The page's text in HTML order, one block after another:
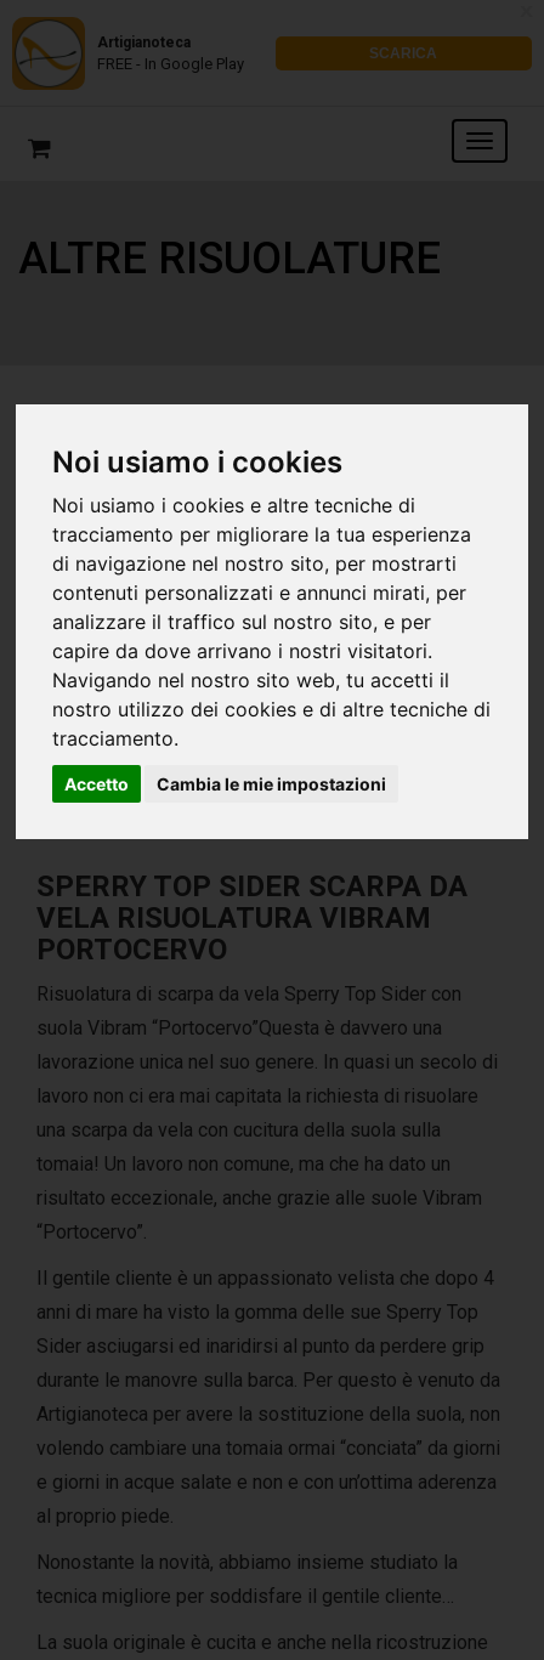
Noi usiamo i cookies
Noi usiamo i cookies e altre tecniche di
tracciamento per migliorare la tua esperienza
di navigazione nel nostro sito, per mostrarti
contenuti personalizzati e annunci mirati, per
analizzare il traffico sul nostro sito, e per
capire da dove arrivano i nostri visitatori.
Navigando nel nostro sito web, tu accetti il
nostro utilizzo dei cookies e di altre tecniche di
tracciamento.
Accetto Cambia le mie impostazioni
Artigianoteca
FREE - In Google Play
SCARICA
ALTRE RISUOLATURE
SPERRY TOP SIDER SCARPA DA
VELA RISUOLATURA VIBRAM
PORTOCERVO
Risuolatura di scarpa da vela Sperry Top Sider con
suola Vibram “Portocervo”Questa è davvero una
lavorazione unica nel suo genere. In quasi un secolo di
lavoro non ci era mai capitata la richiesta di risuolare
una scarpa da vela con cucitura della suola sulla
tomaia! Un lavoro non comune, ma che ha dato un
risultato eccezionale, anche grazie alle suole Vibram
“Portocervo”.
Il gentile cliente è un appassionato velista che dopo 4
anni di mare ha visto la gomma delle sue Sperry Top
Sider asciugarsi ed inaridirsi al punto da perdere grip
durante le manovre sulla barca. Per questo è venuto da
Artigianoteca per avere la sostituzione della suola, non
volendo cambiare una tomaia ormai “conciata” da giorni
e giorni in acque salate e non e con un’ottima aderenza
al proprio piede.
Nonostante la novità, abbiamo insieme studiato la
tecnica migliore per soddisfare il gentile cliente…
La suola originale è cucita e anche nella ricostruzione